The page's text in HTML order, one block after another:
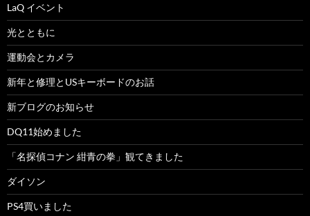
LaQ イベント
光とともに
運動会とカメラ
新年と修理とUSキーボードのお話
新ブログのお知らせ
DQ11始めました
「名探偵コナン 紺青の拳」観てきました
ダイソン
PS4買いました